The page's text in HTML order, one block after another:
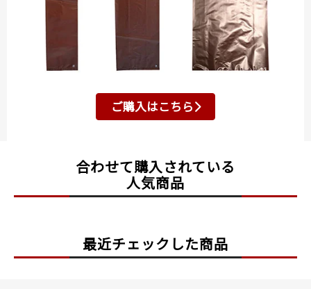
ご購入はこちら
合わせて購入されている
人気商品
最近チェックした商品